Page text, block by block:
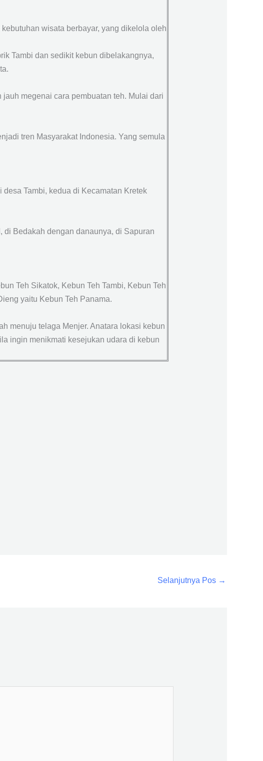
wisata berbayar, yang dikelola oleh
Tambi dan sedikit kebun dibelakangnya,
megenai cara pembuatan teh. Mulai dari
tren Masyarakat Indonesia. Yang semula
Tambi, kedua di Kecamatan Kretek
Bedakah dengan danaunya, di Sapuran
Teh Sikatok, Kebun Teh Tambi, Kebun Teh
yaitu Kebun Teh Panama.
menuju telaga Menjer. Anatara lokasi kebun
ingin menikmati kesejukan udara di kebun
Selanjutnya Pos →